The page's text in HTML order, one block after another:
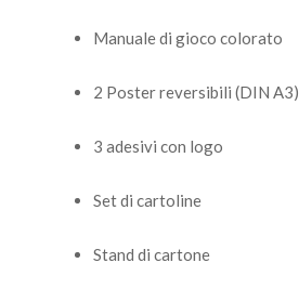
Manuale di gioco colorato
2 Poster reversibili (DIN A3)
3 adesivi con logo
Set di cartoline
Stand di cartone